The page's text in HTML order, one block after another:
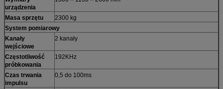
urządzenia
Masa sprzętu
2300 kg
System pomiarowy
Kanały
wejściowe
2 kanały
Częstotliwość
próbkowania
192KHz
Czas trwania
impulsu
0,5 do 100ms